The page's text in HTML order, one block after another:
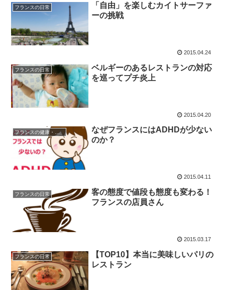
フランスの日常
「自由」を楽しむカイトサーファ
ーの挑戦
2015.04.24
フランスの日常
ベルギーのあるレストランの対応
を巡ってプチ炎上
2015.04.20
フランスの健康・医療
なぜフランスにはADHDが少ない
のか？
2015.04.11
フランスの日常
客の態度で値段も態度も変わる！
フランスの店員さん
2015.03.17
フランスの日常
【TOP10】本当に美味しいパリの
レストラン